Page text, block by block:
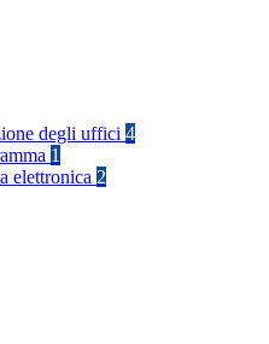
degli uffici 4
1
elettronica 2